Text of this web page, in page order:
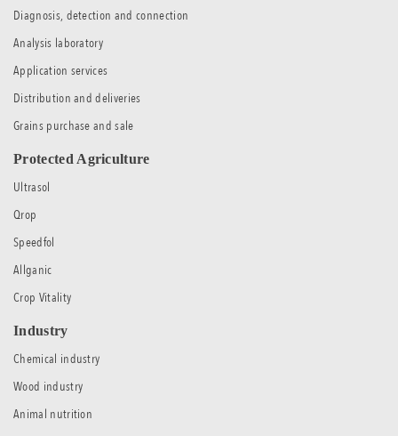
Diagnosis, detection and connection
Analysis laboratory
Application services
Distribution and deliveries
Grains purchase and sale
Protected Agriculture
Ultrasol
Qrop
Speedfol
Allganic
Crop Vitality
Industry
Chemical industry
Wood industry
Animal nutrition